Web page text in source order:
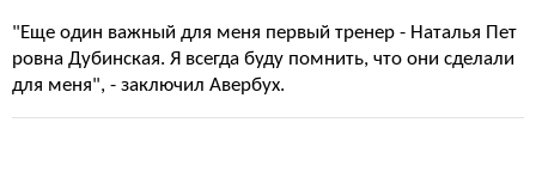
"Еще один важный для меня первый тренер - Наталья Пет
ровна Дубинская. Я всегда буду помнить, что они сделали
для меня", - заключил Авербух.